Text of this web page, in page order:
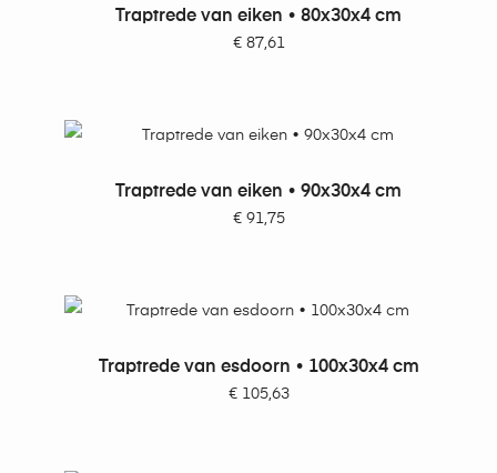
TOEVOEGEN AAN WINKELWAGEN
Traptrede van eiken • 80x30x4 cm
€87,61
TOEVOEGEN AAN WINKELWAGEN
Traptrede van eiken • 90x30x4 cm
€91,75
TOEVOEGEN AAN WINKELWAGEN
Traptrede van esdoorn • 100x30x4 cm
€105,63